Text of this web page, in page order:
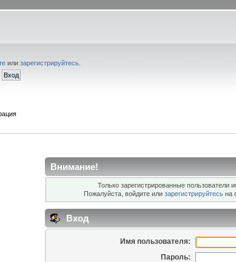
илизарегистрируйтесь
Внимание!
Только зарегистрированные пользователи
Пожалуйста, войдите или зарегистрируйтесьна
Вход
Имя пользователя:
Пароль: